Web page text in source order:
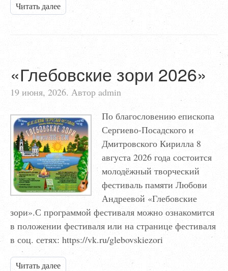
Читать далее
«Глебовские зори 2026»
19 июня, 2026. Автор admin
По благословению епископа
Сергиево-Посадского и
Дмитровского Кирилла 8
августа 2026 года состоится
молодёжный творческий
фестиваль памяти Любови
Андреевой «Глебовские
зори».С программой фестиваля можно ознакомится
в положении фестиваля или на странице фестиваля
в соц. сетях: https://vk.ru/glebovskiezori
Читать далее